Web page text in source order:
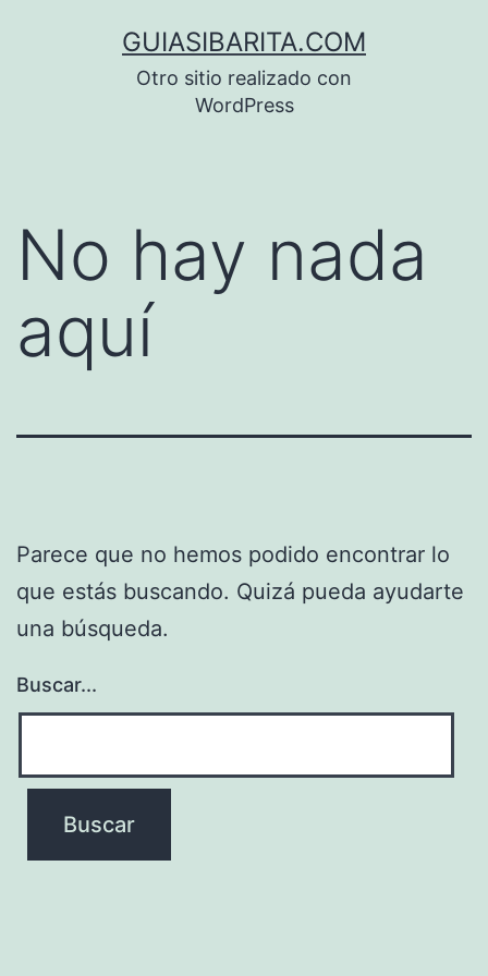
GUIASIBARITA.COM
Otro sitio realizado con
WordPress
No hay nada
aquí
Parece que no hemos podido encontrar lo
que estás buscando. Quizá pueda ayudarte
una búsqueda.
Buscar...